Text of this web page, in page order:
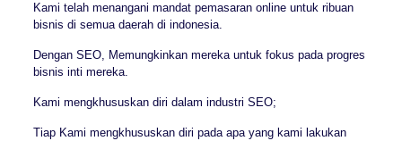
Kami telah menangani mandat pemasaran online untuk ribuan
bisnis di semua daerah di indonesia.
Dengan SEO, Memungkinkan mereka untuk fokus pada progres
bisnis inti mereka.
Kami mengkhususkan diri dalam industri SEO;
Tiap Kami mengkhususkan diri pada apa yang kami lakukan